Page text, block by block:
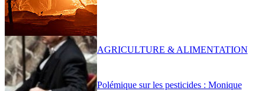
Polémique sur les pesticides : Monique
AGRICULTURE & ALIMENTATION